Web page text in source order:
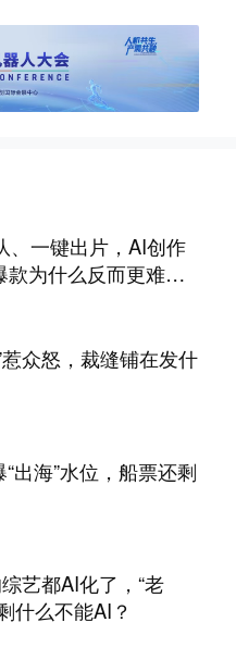
、一键出片，AI创作
款为什么反而更难做
惹众怒，裁缝铺在发什
出海”水位，船票还剩
艺都AI化了，“老
什么不能AI？